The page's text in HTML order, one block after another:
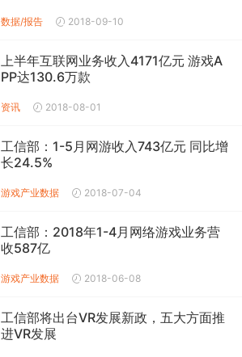
数据/报告 2018-09-10
上半年互联网业务收入4171亿元 游戏A
PP达130.6万款
资讯 2018-08-01
工信部：1-5月网游收入743亿元 同比增
长24.5%
游戏产业数据 2018-07-04
工信部：2018年1-4月网络游戏业务营
收587亿
游戏产业数据 2018-06-08
工信部将出台VR发展新政，五大方面推
进VR发展